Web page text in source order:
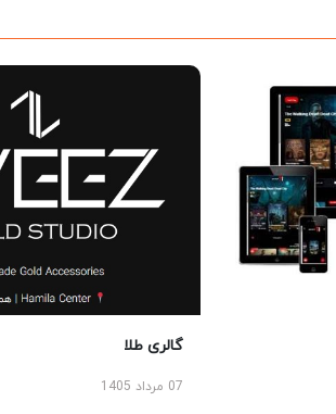
گالری طلا
07 مرداد 1405